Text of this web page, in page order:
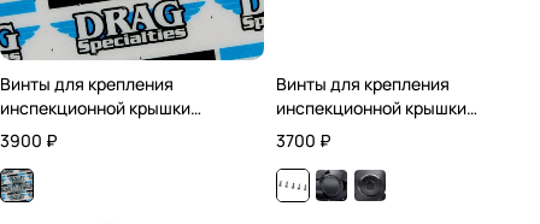
Винты для крепления
инспекционной крышки
сцепления / Хромированные
3900 ₽
Винты для крепления
инспекционной крышки
сцепления / Чёрные
3700 ₽